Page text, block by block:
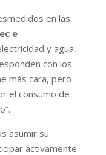
en las
e
y agua,
con los
más cara, pero
el consumo de
asumir su
activamente